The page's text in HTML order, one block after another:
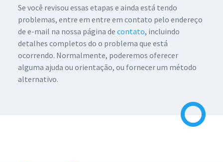
Se você revisou essas etapas e ainda está tendo
problemas, entre em entre em contato pelo endereço
de e-mail na nossa página de contato, incluindo
detalhes completos do o problema que está
ocorrendo. Normalmente, poderemos oferecer
alguma ajuda ou orientação, ou fornecer um método
alternativo.